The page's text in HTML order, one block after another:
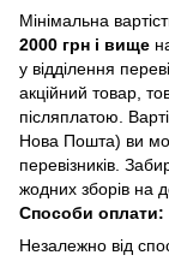
Мінімальна
2000 грн і вище
у відділення
акційний товар,
післяплатою.
Нова Пошта) ви
перевізників.
жодних зборів на
Способи оплати:
Незалежно від